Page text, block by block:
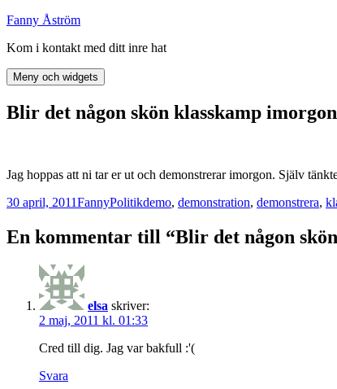
Hoppa
innehåll
Fanny Åström
Kom i kontakt med ditt inre hat
Meny och widgets
Blir det någon skön klasskamp
Jag hoppas att ni tar er ut och demonstrerar imorgon. Själv
Postat
30 april, 2011Författare
FannyKategorier
PolitikTaggar
demo, demonstration, demonstrera,
En kommentar till “Blir det någon
elsa skriver:
2 maj, 2011 kl. 01:33
Cred till dig. Jag var bakfull :'(
Svara